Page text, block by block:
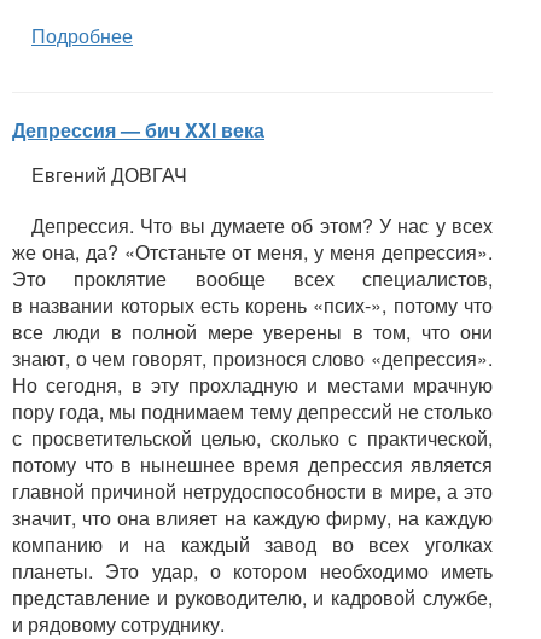
Подробнее
Депрессия — бич XXI века
Евгений ДОВГАЧ
Депрессия. Что вы думаете об этом? У нас у всех
же она, да? «Отстаньте от меня, у меня депрессия».
Это проклятие вообще всех специалистов,
в названии которых есть корень «псих-», потому что
все люди в полной мере уверены в том, что они
знают, о чем говорят, произнося слово «депрессия».
Но сегодня, в эту прохладную и местами мрачную
пору года, мы поднимаем тему депрессий не столько
с просветительской целью, сколько с практической,
потому что в нынешнее время депрессия является
главной причиной нетрудоспособности в мире, а это
значит, что она влияет на каждую фирму, на каждую
компанию и на каждый завод во всех уголках
планеты. Это удар, о котором необходимо иметь
представление и руководителю, и кадровой службе,
и рядовому сотруднику.